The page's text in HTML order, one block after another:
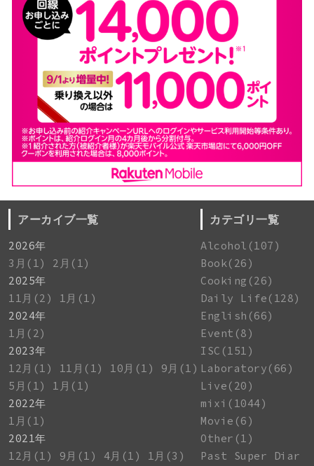
アーカイブ一覧
2026年
3月(1)
2月(1)
2025年
11月(2)
1月(1)
2024年
1月(2)
2023年
12月(1)
11月(1) 10月(1)
9月(1)
5月(1)
1月(1)
2022年
1月(1)
2021年
12月(1)
9月(1) 4月(1)
1月(3)
カテゴリ一覧
Alcohol(107)
Book(26)
Cooking(26)
Daily Life(128)
English(66)
Event(8)
ISC(151)
Laboratory(66)
Live(20)
mixi(1044)
Movie(6)
Other(1)
Past Super Diar